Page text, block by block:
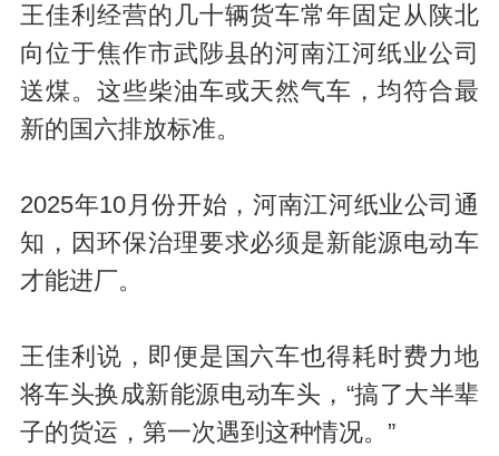
王佳利经营的几十辆货车常年固定从陕北
向位于焦作市武陟县的河南江河纸业公司
送煤。这些柴油车或天然气车，均符合最
新的国六排放标准。
2025年10月份开始，河南江河纸业公司通
知，因环保治理要求必须是新能源电动车
才能进厂。
王佳利说，即便是国六车也得耗时费力地
将车头换成新能源电动车头，“搞了大半辈
子的货运，第一次遇到这种情况。”